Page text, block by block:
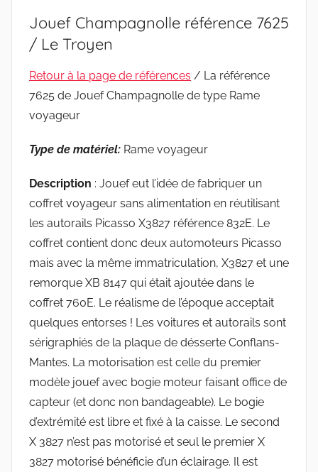
Jouef Champagnolle référence 7625
/ Le Troyen
Retour à la page de références / La référence
7625 de Jouef Champagnolle de type Rame
voyageur
Type de matériel: Rame voyageur
Description : Jouef eut l’idée de fabriquer un
coffret voyageur sans alimentation en réutilisant
les autorails Picasso X3827 référence 832E. Le
coffret contient donc deux automoteurs Picasso
mais avec la même immatriculation, X3827 et une
remorque XB 8147 qui était ajoutée dans le
coffret 760E. Le réalisme de l’époque acceptait
quelques entorses ! Les voitures et autorails sont
sérigraphiés de la plaque de désserte Conflans-
Mantes. La motorisation est celle du premier
modèle jouef avec bogie moteur faisant office de
capteur (et donc non bandageable). Le bogie
d’extrémité est libre et fixé à la caisse. Le second
X 3827 n’est pas motorisé et seul le premier X
3827 motorisé bénéficie d’un éclairage. Il est